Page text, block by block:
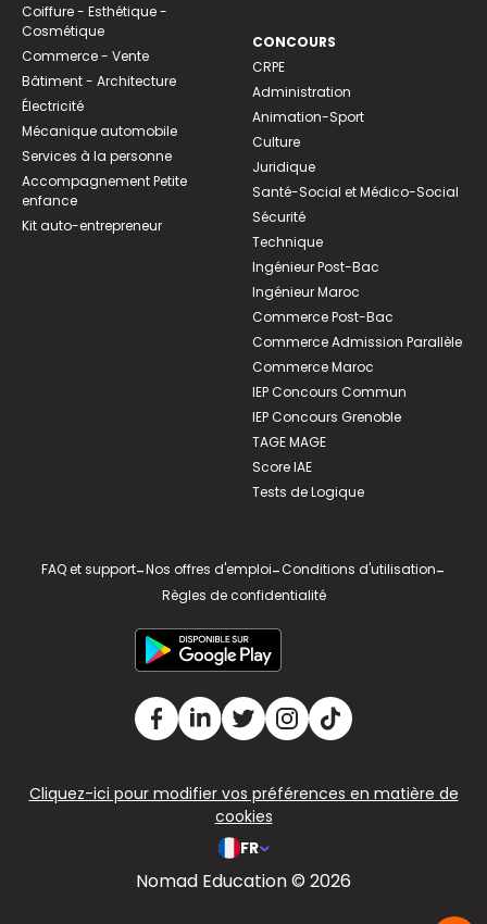
Coiffure - Esthétique -
Cosmétique
Commerce - Vente
Bâtiment - Architecture
Électricité
Mécanique automobile
Services à la personne
Accompagnement Petite
enfance
Kit auto-entrepreneur
CONCOURS
CRPE
Administration
Animation-Sport
Culture
Juridique
Santé-Social et Médico-Social
Sécurité
Technique
Ingénieur Post-Bac
Ingénieur Maroc
Commerce Post-Bac
Commerce Admission Parallèle
Commerce Maroc
IEP Concours Commun
IEP Concours Grenoble
TAGE MAGE
Score IAE
Tests de Logique
FAQ et support-Nos offres d'emploi-Conditions d'utilisation-
Règles de confidentialité
Cliquez-ici pour modifier vos préférences en matière de
cookies
FR
Nomad Education © 2026